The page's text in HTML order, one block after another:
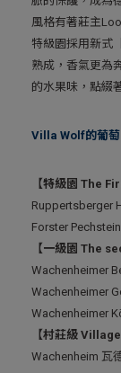
風格有著莊主
特級園採用新式
熟成，香氣更為
的水果味，點綴
Villa Wolf的葡
【特級園 The
Ruppertsberger
Forster
【一級園 The
Wachenheimer
Wachenheimer
Wachenheimer
【村莊級
Wachenheim 瓦